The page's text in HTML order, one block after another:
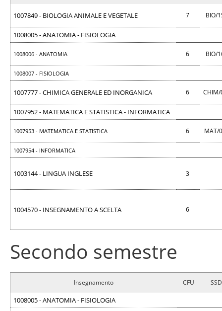
1007849 - BIOLOGIA ANIMALE E VEGETALE 7 BIO/
1008005 - ANATOMIA - FISIOLOGIA
1008006 - ANATOMIA 6 BIO/
1008007 - FISIOLOGIA
1007777 - CHIMICA GENERALE ED INORGANICA 6
1007952 - MATEMATICA E STATISTICA - INFORMATICA
1007953 - MATEMATICA E STATISTICA 6 MAT/
1007954 - INFORMATICA
1003144 - LINGUA INGLESE 3
1004570 - INSEGNAMENTO A SCELTA 6
Secondo semestre
Insegnamento CFU SSD
1008005 - ANATOMIA - FISIOLOGIA